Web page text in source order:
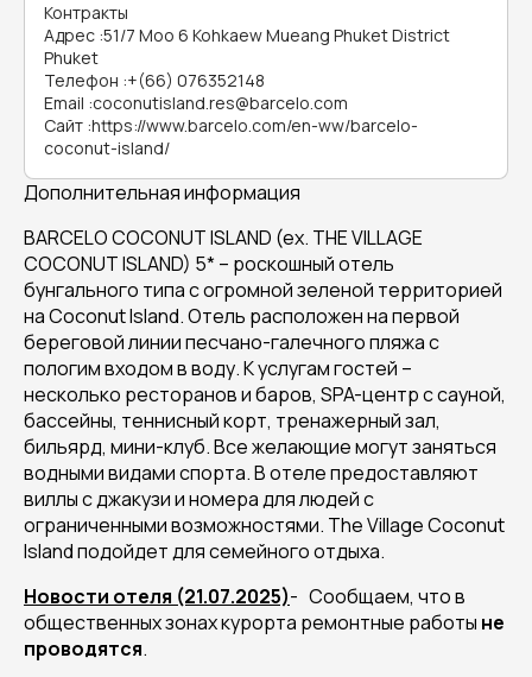
Контракты
Адрес :51/7 Moo 6 Kohkaew Mueang Phuket District
Phuket
Телефон :+(66) 076352148
Email :coconutisland.res@barcelo.com
Сайт :https://www.barcelo.com/en-ww/barcelo-
coconut-island/
Дополнительная информация
BARCELO COCONUT ISLAND (ex. THE VILLAGE
COCONUT ISLAND) 5* – роскошный отель
бунгального типа с огромной зеленой территорией
на Coconut Island. Отель расположен на первой
береговой линии песчано-галечного пляжа с
пологим входом в воду. К услугам гостей –
несколько ресторанов и баров, SPA-центр с сауной,
бассейны, теннисный корт, тренажерный зал,
бильярд, мини-клуб. Все желающие могут заняться
водными видами спорта. В отеле предоставляют
виллы с джакузи и номера для людей с
ограниченными возможностями. The Village Coconut
Island подойдет для семейного отдыха.
Новости отеля (21.07.2025)- Сообщаем, что в
общественных зонах курорта ремонтные работы не
проводятся.